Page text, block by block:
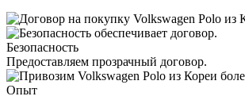
Безопасность
Предоставляем прозрачный договор.
Опыт